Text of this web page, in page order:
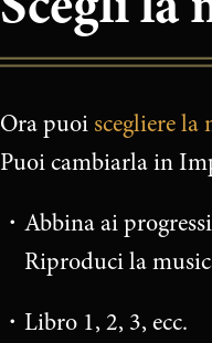
Ora puoi scegliere la
Puoi cambiarla in
・Abbina ai
Riproduci la
・Libro 1, 2, 3, ecc.